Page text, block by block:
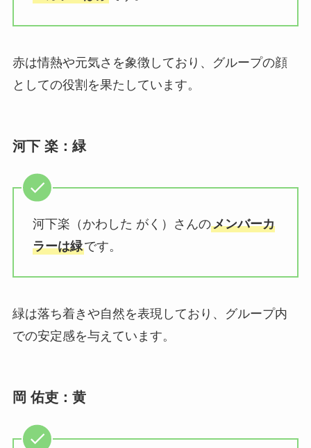
赤は情熱や元気さを象徴しており、グループの顔
としての役割を果たしています。
河下 楽：緑
河下楽（かわした がく）さんのメンバーカ
ラーは緑です。
緑は落ち着きや自然を表現しており、グループ内
での安定感を与えています。
岡 佑吏：黄